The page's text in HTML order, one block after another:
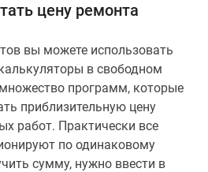
цену ремонта
вы можете использовать
в свободном
программ, которые
приблизительную цену
работ. Практически все
по одинаковому
сумму, нужно ввести в